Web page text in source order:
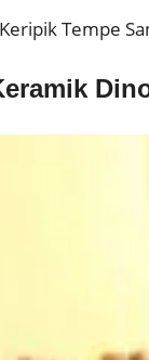
Tempe